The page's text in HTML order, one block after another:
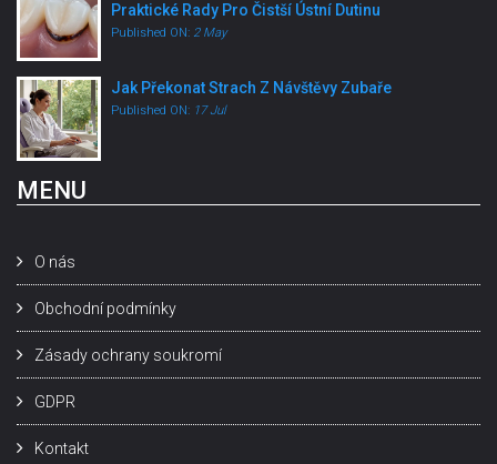
Praktické Rady Pro Čistší Ústní Dutinu
Published ON: 2 May
Jak Překonat Strach Z Návštěvy Zubaře
Published ON: 17 Jul
MENU
O nás
Obchodní podmínky
Zásady ochrany soukromí
GDPR
Kontakt